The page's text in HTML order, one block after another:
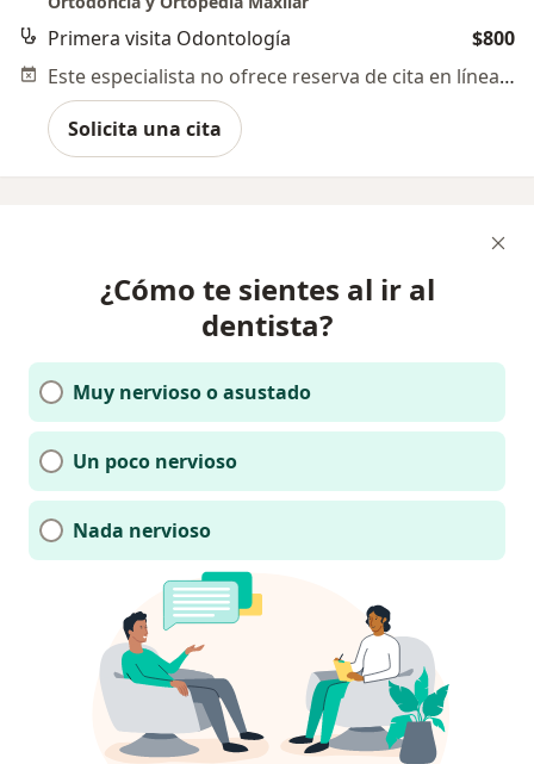
Primera visita Odontología
$800
Este especialista no ofrece reserva de cita en línea en esta dirección.
Solicita una cita
¿Cómo te sientes al ir al
dentista?
Muy nervioso o asustado
Un poco nervioso
Nada nervioso